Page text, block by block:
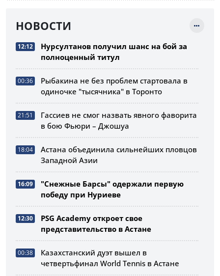
НОВОСТИ
12:12
Нурсултанов получил шанс на бой за
полноценный титул
00:36
Рыбакина не без проблем стартовала в
одиночке "тысячника" в Торонто
21:51
Гассиев не смог назвать явного фаворита
в бою Фьюри – Джошуа
18:04
Астана объединила сильнейших пловцов
Западной Азии
16:09
"Снежные Барсы" одержали первую
победу при Нуриеве
12:30
PSG Academy откроет свое
представительство в Астане
00:38
Казахстанский дуэт вышел в
четвертьфинал World Tennis в Астане